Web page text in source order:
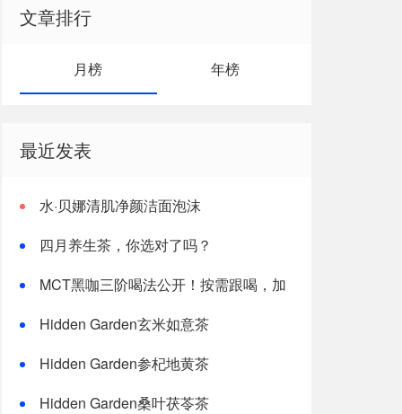
文章排行
月榜 年榜
最近发表
水·贝娜清肌净颜洁面泡沫
四月养生茶，你选对了吗？
MCT黑咖三阶喝法公开！按需跟喝，加
Hidden Garden玄米如意茶
Hidden Garden参杞地黄茶
Hidden Garden桑叶茯苓茶